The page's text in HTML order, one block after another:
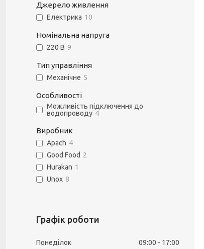
Джерело живлення
Електрика 10
Номінальна напруга
220 В 9
Тип управління
Механічне 5
Особливості
Можливість підключення до
водопроводу 4
Виробник
Apach 4
Good Food 2
Hurakan 1
Unox 8
Графік роботи
Понеділок 09:00
17:00